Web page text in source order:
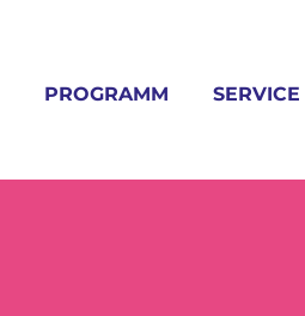
PROGRAMM SERVICE